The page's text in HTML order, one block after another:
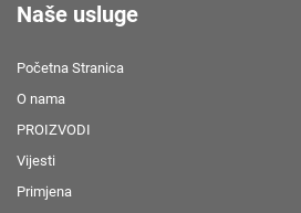
Naše usluge
Početna Stranica
O nama
PROIZVODI
Vijesti
Primjena